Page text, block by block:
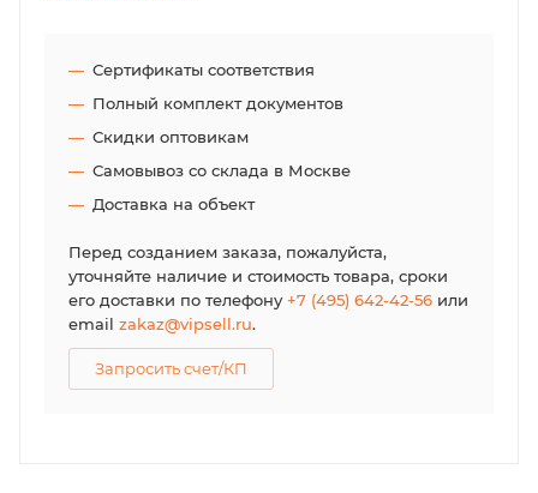
Сертификаты соответствия
Полный комплект документов
Скидки оптовикам
Самовывоз со склада в Москве
Доставка на объект
Перед созданием заказа, пожалуйста,
уточняйте наличие и стоимость товара, сроки
его доставки по телефону+7 (495) 642-42-56 или
email zakaz@vipsell.ru.
Запросить счет/КП